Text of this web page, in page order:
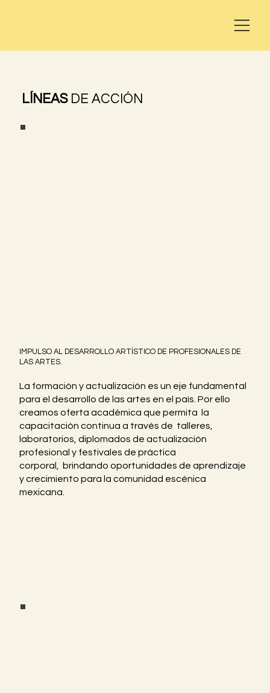
LÍNEAS DE ACCIÓN
IMPULSO AL DESARROLLO ARTÍSTICO DE PROFESIONALES DE
LAS ARTES.
La formación y actualización es un eje fundamental
para el desarrollo de las artes en el país. Por ello
creamos oferta académica que permita la
capacitación continua a través de talleres,
laboratorios, diplomados de actualización
profesional y festivales de práctica
corporal, brindando oportunidades de aprendizaje
y crecimiento para la comunidad escénica
mexicana.